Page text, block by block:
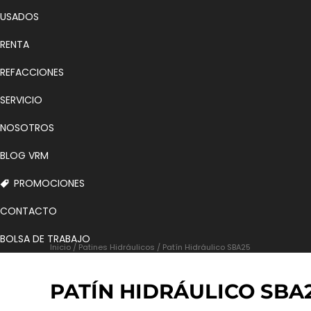
USADOS
RENTA
REFACCIONES
SERVICIO
NOSOTROS
BLOG VRM
PROMOCIONES
CONTACTO
BOLSA DE TRABAJO
Inicio / Patines Hidráulicos / Patín Hidráulico SBA25
PATÍN HIDRÁULICO